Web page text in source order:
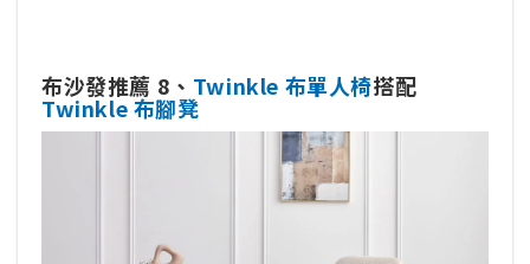
布沙發推薦 8、 Twinkle 布單人椅搭配
Twinkle 布腳凳